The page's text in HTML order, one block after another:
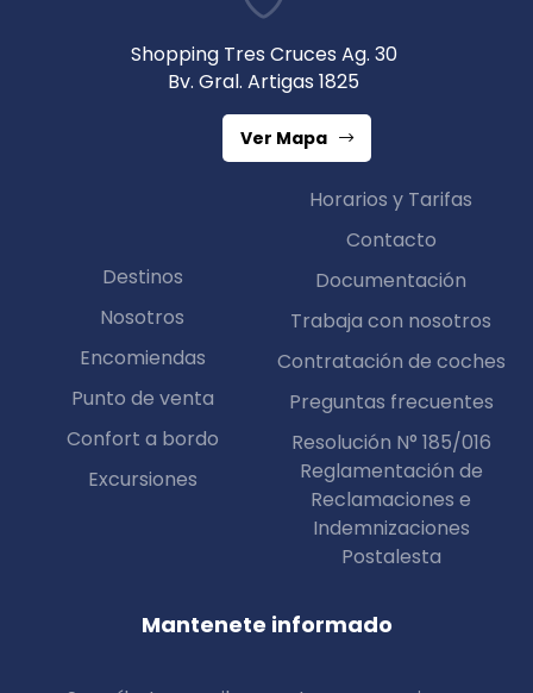
Shopping Tres Cruces Ag. 30
Bv. Gral. Artigas 1825
Ver Mapa
Destinos
Nosotros
Encomiendas
Punto de venta
Confort a bordo
Excursiones
Horarios y Tarifas
Contacto
Documentación
Trabaja con nosotros
Contratación de coches
Preguntas frecuentes
Resolución N° 185/016
Reglamentación de
Reclamaciones e
Indemnizaciones
Postalesta
Mantenete informado